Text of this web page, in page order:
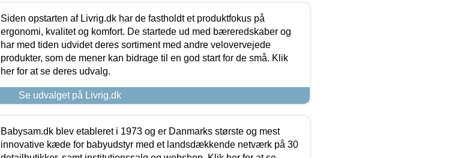
Siden opstarten af Livrig.dk har de fastholdt et produktfokus på
ergonomi, kvalitet og komfort. De startede ud med bæreredskaber og
har med tiden udvidet deres sortiment med andre velovervejede
produkter, som de mener kan bidrage til en god start for de små. Klik
her for at se deres udvalg.
Se udvalget på Livrig.dk
Babysam.dk blev etableret i 1973 og er Danmarks største og mest
innovative kæde for babyudstyr med et landsdækkende netværk på 30